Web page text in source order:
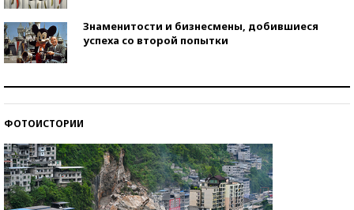
Знаменитости и бизнесмены, добившиеся
успеха со второй попытки
ФОТОИСТОРИИ